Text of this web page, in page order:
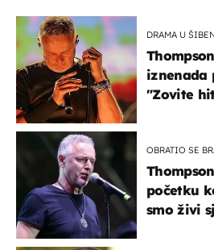
DRAMA U
iznenada
"Zovite
OBRATIO SE
početku
smo živi